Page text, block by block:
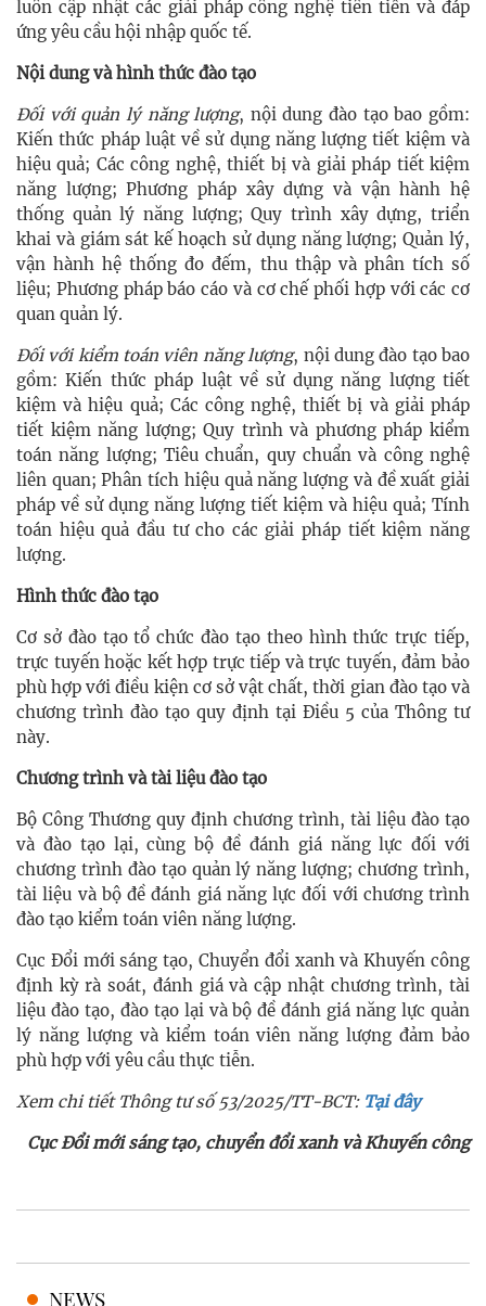
luôn cập nhật các giải pháp công nghệ tiên tiến và đáp
ứng yêu cầu hội nhập quốc tế.
Nội dung và hình thức đào tạo
Đối với quản lý năng lượng, nội dung đào tạo bao gồm:
Kiến thức pháp luật về sử dụng năng lượng tiết kiệm và
hiệu quả; Các công nghệ, thiết bị và giải pháp tiết kiệm
năng lượng; Phương pháp xây dựng và vận hành hệ
thống quản lý năng lượng; Quy trình xây dựng, triển
khai và giám sát kế hoạch sử dụng năng lượng; Quản lý,
vận hành hệ thống đo đếm, thu thập và phân tích số
liệu; Phương pháp báo cáo và cơ chế phối hợp với các cơ
quan quản lý.
Đối với kiểm toán viên năng lượng, nội dung đào tạo bao
gồm: Kiến thức pháp luật về sử dụng năng lượng tiết
kiệm và hiệu quả; Các công nghệ, thiết bị và giải pháp
tiết kiệm năng lượng; Quy trình và phương pháp kiểm
toán năng lượng; Tiêu chuẩn, quy chuẩn và công nghệ
liên quan; Phân tích hiệu quả năng lượng và đề xuất giải
pháp về sử dụng năng lượng tiết kiệm và hiệu quả; Tính
toán hiệu quả đầu tư cho các giải pháp tiết kiệm năng
lượng.
Hình thức đào tạo
Cơ sở đào tạo tổ chức đào tạo theo hình thức trực tiếp,
trực tuyến hoặc kết hợp trực tiếp và trực tuyến, đảm bảo
phù hợp với điều kiện cơ sở vật chất, thời gian đào tạo và
chương trình đào tạo quy định tại Điều 5 của Thông tư
này.
Chương trình và tài liệu đào tạo
Bộ Công Thương quy định chương trình, tài liệu đào tạo
và đào tạo lại, cùng bộ đề đánh giá năng lực đối với
chương trình đào tạo quản lý năng lượng; chương trình,
tài liệu và bộ đề đánh giá năng lực đối với chương trình
đào tạo kiểm toán viên năng lượng.
Cục Đổi mới sáng tạo, Chuyển đổi xanh và Khuyến công
định kỳ rà soát, đánh giá và cập nhật chương trình, tài
liệu đào tạo, đào tạo lại và bộ đề đánh giá năng lực quản
lý năng lượng và kiểm toán viên năng lượng đảm bảo
phù hợp với yêu cầu thực tiễn.
Xem chi tiết Thông tư số 53/2025/TT-BCT: Tại đây
Cục Đổi mới sáng tạo, chuyển đổi xanh và Khuyến công
NEWS